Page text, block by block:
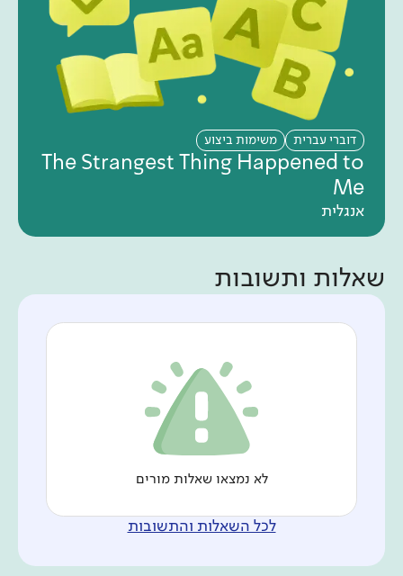
דוברי עברית משימות ביצוע
The Strangest Thing Happened to
Me
אנגלית
שאלות ותשובות
לא נמצאו שאלות מורים
לכל השאלות והתשובות